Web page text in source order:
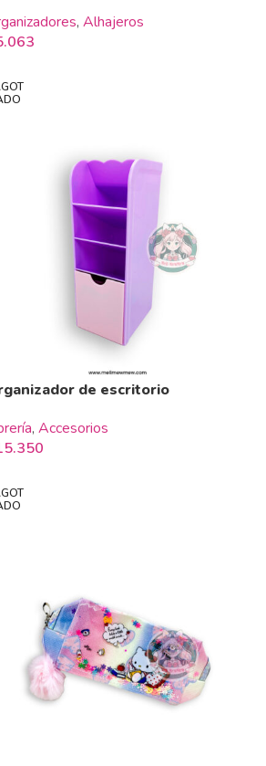
, Alhajeros
de escritorio
, Accesorios